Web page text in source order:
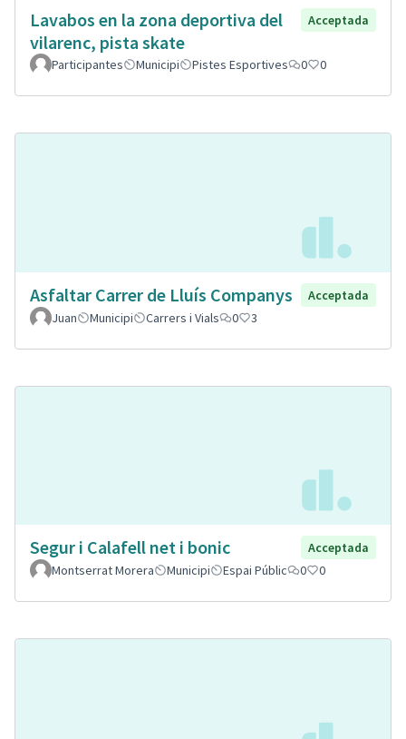
Lavabos en la zona deportiva del
vilarenc, pista skate
Acceptada
Participantes Municipi Pistes Esportives 0 0
Asfaltar Carrer de Lluís Companys
Acceptada
Juan
Municipi Carrers i Vials 0 3
Segur i Calafell net i bonic
Acceptada
Montserrat Morera
Municipi Espai Públic 0 0